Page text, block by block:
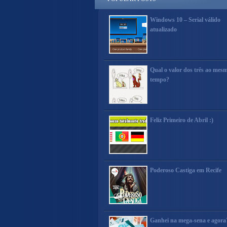
Windows 10 – Serial válido
atualizado
Qual o valor dos três ao
tempo?
Feliz Primeiro de Abril :)
Poderoso Castiga em Recife
Ganhei na mega-sena e